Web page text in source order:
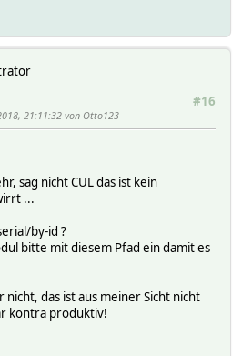
#16
21:11:32 von Otto123
sag nicht CUL das ist kein
...
by-id ?
bitte mit diesem Pfad ein damit es
das ist aus meiner Sicht nicht
kontra produktiv!